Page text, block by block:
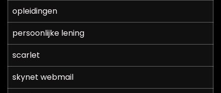
opleidingen
persoonlijke lening
scarlet
skynet webmail